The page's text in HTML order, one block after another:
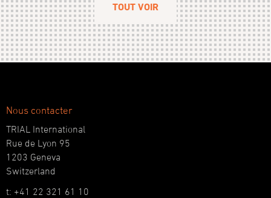
TOUT VOIR
Nous contacter
TRIAL International
Rue de Lyon 95
1203 Geneva
Switzerland
t: +41 22 321 61 10